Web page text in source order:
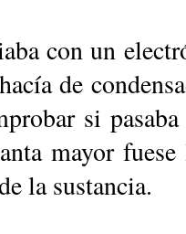
con un
de
si
ma­yor
la sus­tan­cia.